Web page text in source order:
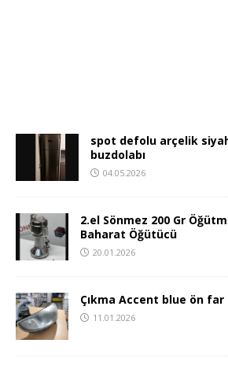
spot defolu arçelik
buzdolabı
04.05.2026
2.el Sönmez 200 Gr
Baharat Öğütücü
20.01.2026
Çıkma Accent blue ön far
11.01.2026